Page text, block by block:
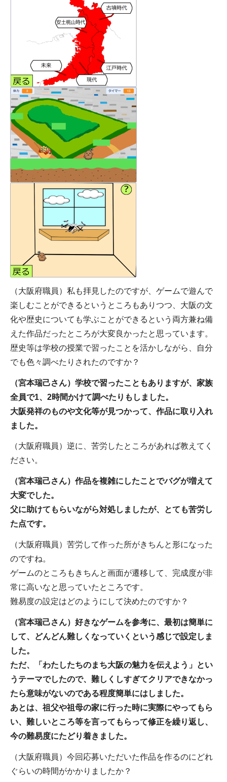
（大阪府職員）私も拝見したのですが、ゲームで遊んで
楽しむことができるというところもありつつ、大阪の文
化や歴史についても学ぶことができるという両方兼ね備
えた作品だったところが大変良かったと思っています。
歴史等は学校の授業で習ったことを活かしながら、自分
でも色々調べたりされたのですか？
（宮本瑞己さん）学校で習ったこともありますが、家族
全員で1、2時間かけて調べたりもしました。
大阪発祥のものや文化等が見つかって、作品に取り入れ
ました。
（大阪府職員）逆に、苦労したところがあれば教えてく
ださい。
（宮本瑞己さん）作品を複雑にしたことでバグが増えて
大変でした。
父に助けてもらいながら対処しましたが、とても苦労し
た点です。
（大阪府職員）苦労して作った所がきちんと形になった
のですね。
ゲームのところもきちんと画面が遷移して、完成度が非
常に高いなと思っていたところです。
難易度の設定はどのようにして決めたのですか？
（宮本瑞己さん）好きなゲームを参考に、最初は簡単に
して、どんどん難しくなっていくという感じで設定しま
した。
ただ、「わたしたちのまち大阪の魅力を伝えよう」とい
うテーマでしたので、難しくしすぎてクリアできなかっ
たら意味がないのである程度簡単にはしました。
あとは、祖父や祖母の家に行った時に実際にやってもら
い、難しいところ等を言ってもらって修正を繰り返し、
今の難易度にたどり着きました。
（大阪府職員）今回応募いただいた作品を作るのにどれ
ぐらいの時間がかかりましたか？